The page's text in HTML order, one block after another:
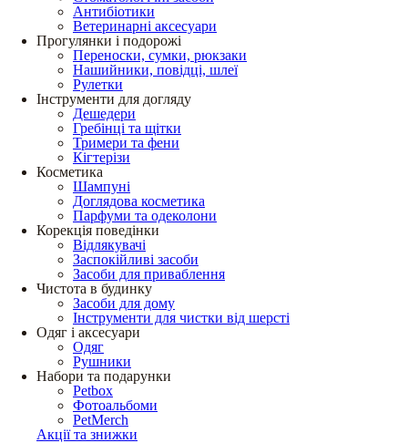
Антибіотики
Ветеринарні аксесуари
Прогулянки і подорожі
Переноски, сумки, рюкзаки
Нашийники, повідці, шлеї
Рулетки
Інструменти для догляду
Дешедери
Гребінці та щітки
Тримери та фени
Кігтерізи
Косметика
Шампуні
Доглядова косметика
Парфуми та одеколони
Корекція поведінки
Відлякувачі
Заспокійливі засоби
Засоби для приваблення
Чистота в будинку
Засоби для дому
Інструменти для чистки від шерсті
Одяг і аксесуари
Одяг
Рушники
Набори та подарунки
Petbox
Фотоальбоми
PetMerch
Акції та знижки